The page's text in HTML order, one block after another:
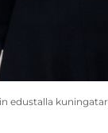
edustalla